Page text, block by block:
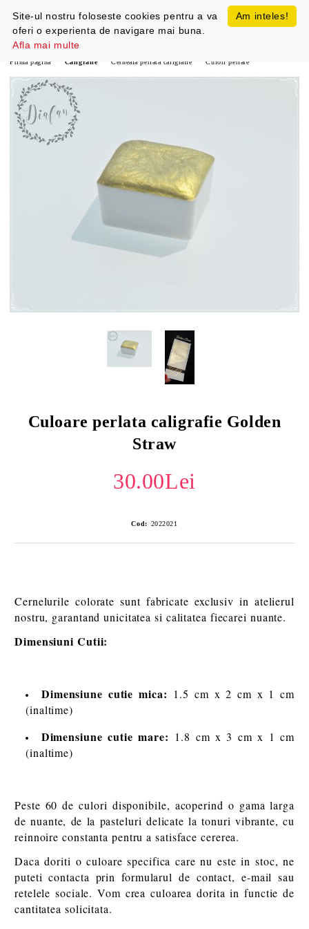
Prima pagină Caligrafie Cerneala perlata caligrafie Culori perlate
Culoare perlata caligrafie Golden
Straw
30.00Lei
Cod: 2022021
Cernelurile colorate sunt fabricate exclusiv in atelierul
nostru, garantand unicitatea si calitatea fiecarei nuante.
Dimensiuni Cutii:
Dimensiune cutie mica: 1.5 cm x 2 cm x 1 cm
(inaltime)
Dimensiune cutie mare: 1.8 cm x 3 cm x 1 cm
(inaltime)
Peste 60 de culori disponibile, acoperind o gama larga
de nuante, de la pasteluri delicate la tonuri vibrante, cu
reinnoire constanta pentru a satisface cererea.
Daca doriti o culoare specifica care nu este in stoc, ne
puteti contacta prin formularul de contact, e-mail sau
retelele sociale. Vom crea culoarea dorita in functie de
cantitatea solicitata.
Am inteles!
Site-ul nostru foloseste cookies pentru a va
oferi o experienta de navigare mai buna.
Afla mai multe